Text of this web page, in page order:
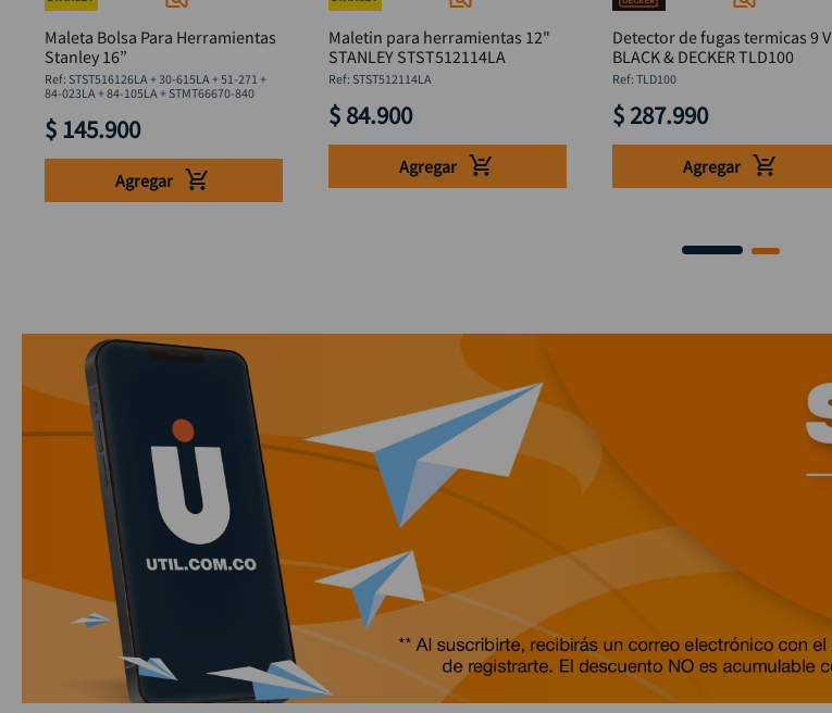
Maleta Bolsa Para Herramientas
Stanley 16”
: STST516126LA + 30-615LA + 51-271 +
84-023LA + 84-105LA + STMT66670-840
$ 145.900
Agregar
Maletin para herramientas 12"
STANLEY STST512114LA
: STST512114LA
$ 84.900
Agregar
Detector de fugas termicas 9 V
BLACK & DECKER TLD100
: TLD100
$ 287.990
Agregar